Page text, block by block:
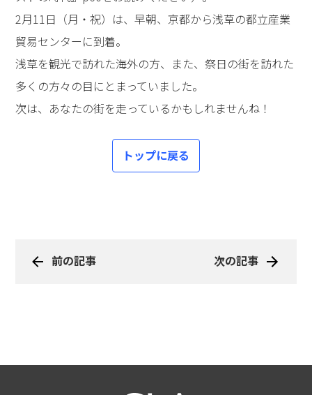
2月11日（月・祝）は、早朝、京都から浅草の都立産業
貿易センターに到着。
浅草を観光で訪れた海外の方、また、祭日の街を訪れた
多くの方々の目にとまっていました。
次は、あなたの街を走っているかもしれませんね！
トップに戻る
前の記事 次の記事